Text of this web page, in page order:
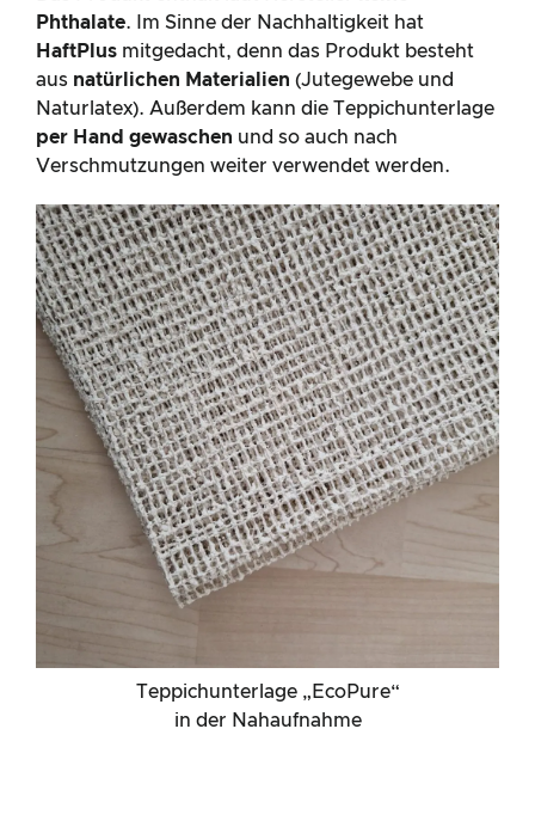
Teppichunterlage „EcoPure“
in der Nahaufnahme
Phthalate. Im Sinne der Nachhaltigkeit hat
HaftPlus mitgedacht, denn das Produkt besteht
aus natürlichen Materialien (Jutegewebe und
Naturlatex). Außerdem kann die Teppichunterlage
per Hand gewaschen und so auch nach
Verschmutzungen weiter verwendet werden.